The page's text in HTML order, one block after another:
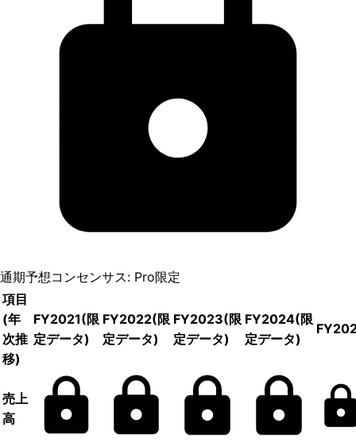
通期予想コンセンサス: Pro限定
項目
(年
次推
移)
FY2021(限
定データ)
FY2022(限
定データ)
FY2023(限
定データ)
FY2024(限
定データ)
売上
高